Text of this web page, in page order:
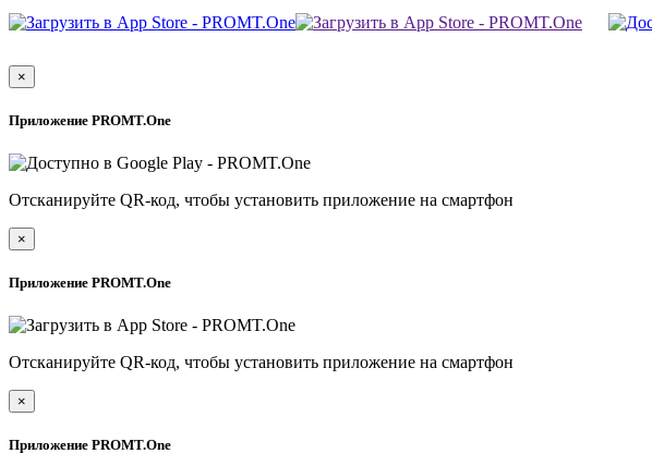
×
Приложение PROMT.One
Отсканируйте QR-код, чтобы установить приложение на смартфон
×
Приложение PROMT.One
Отсканируйте QR-код, чтобы установить приложение на смартфон
×
Приложение PROMT.One